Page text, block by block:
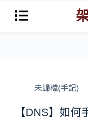
未歸檔(手記)
【DNS】如何